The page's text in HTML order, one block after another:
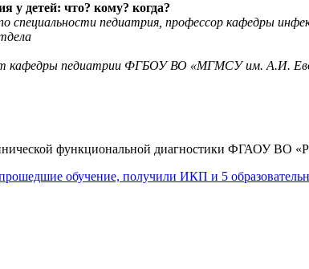
у детей: что? кому? когда?
специальности педиатрия, профессор кафедры
кафедры педиатрии ФГБОУ ВО «МГМСУ им. А.И.
функциональной диагностики ФГАОУ
обучение, получили ИКП и 5